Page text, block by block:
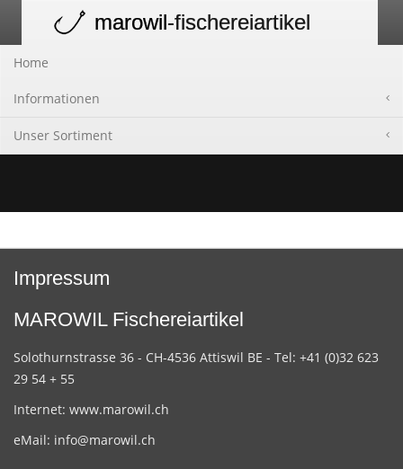
navigation
marowil-fischereiartikel
Home
Informationen
Unser Sortiment
Impressum
MAROWIL Fischereiartikel
Solothurnstrasse 36 - CH-4536 Attiswil BE - Tel: +41 (0)32 623
29 54 + 55
Internet: www.marowil.ch
eMail: info@marowil.ch